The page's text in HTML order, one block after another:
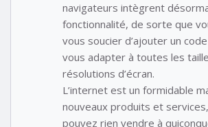
navigateurs intègrent
fonctionnalité, de sorte que
vous soucier d’ajouter un
vous adapter à toutes les
résolutions d’écran.
L’internet est un formidable
nouveaux produits et
pouvez rien vendre à